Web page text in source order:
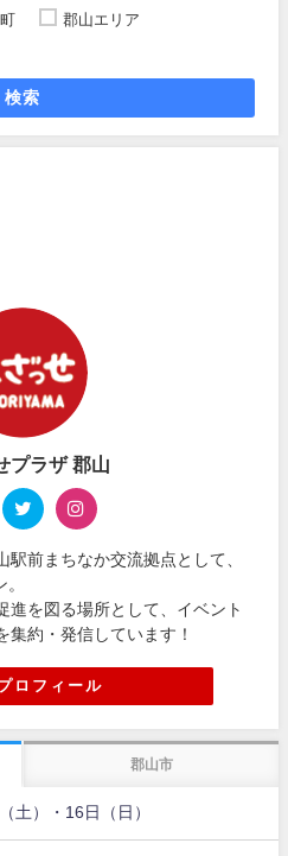
郡山エリア
検索
プラザ 郡山
駅前まちなか交流拠点として、
進を図る場所として、イベント
集約・発信しています！
ロフィール
郡山市
土）・16日（日）